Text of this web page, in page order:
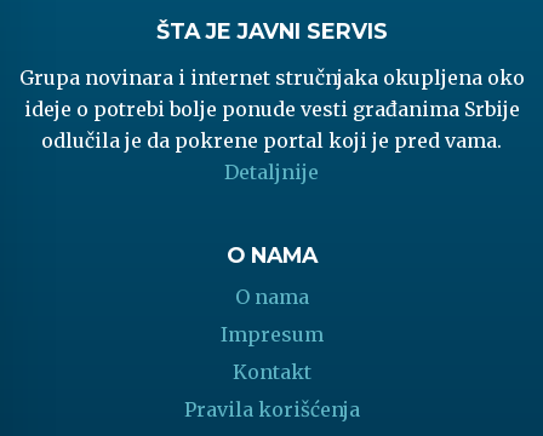
ŠTA JE JAVNI SERVIS
Grupa novinara i internet stručnjaka okupljena oko
ideje o potrebi bolje ponude vesti građanima Srbije
odlučila je da pokrene portal koji je pred vama.
Detaljnije
O NAMA
O nama
Impresum
Kontakt
Pravila korišćenja